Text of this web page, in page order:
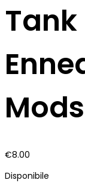
Tank
Mods
€8.00
Disponibile